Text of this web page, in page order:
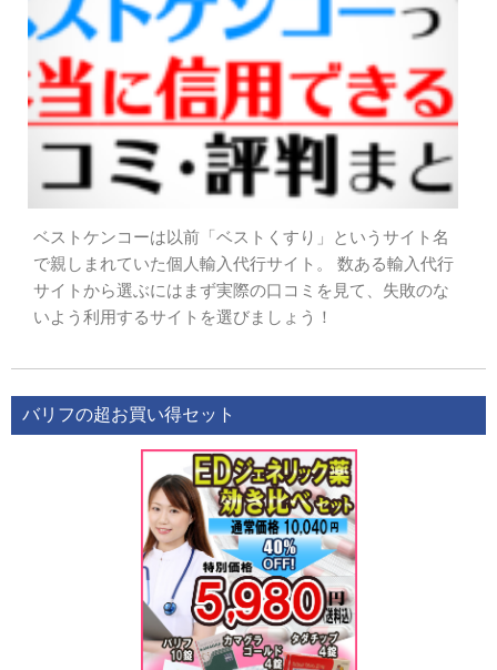
ベストケンコーは以前「ベストくすり」というサイト名
で親しまれていた個人輸入代行サイト。 数ある輸入代行
サイトから選ぶにはまず実際の口コミを見て、失敗のな
いよう利用するサイトを選びましょう！
バリフの超お買い得セット